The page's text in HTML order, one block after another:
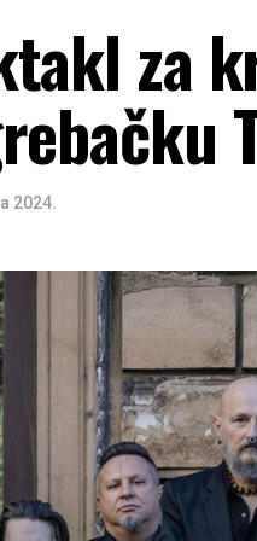
za
2024.